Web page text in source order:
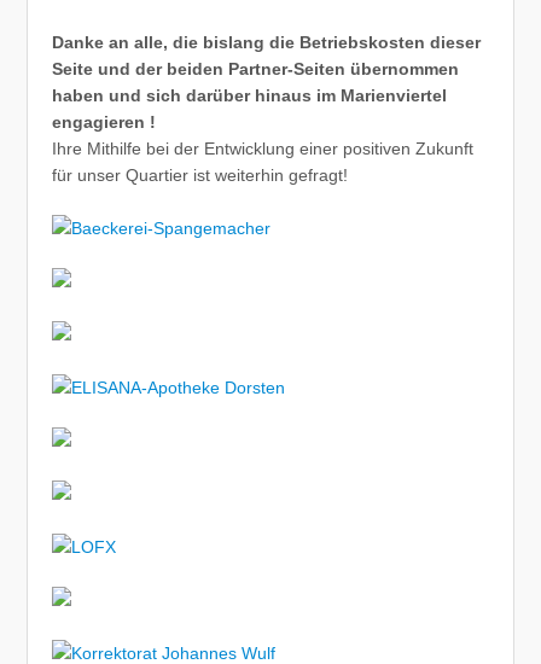
Danke an alle, die bislang die Betriebskosten dieser
Seite und der beiden Partner-Seiten übernommen
haben und sich darüber hinaus im Marienviertel
engagieren !
Ihre Mithilfe bei der Entwicklung einer positiven Zukunft
für unser Quartier ist weiterhin gefragt!